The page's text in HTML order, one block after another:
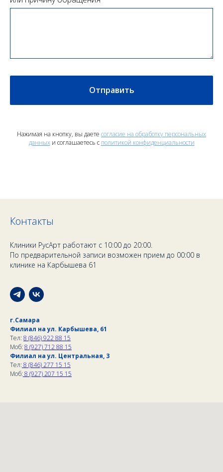
Отправить
Нажимая на кнопку, вы даете согласие на обработку персональных
данныхи соглашаетесь c политикой конфиденциальности
Контакты
Клиники РусАрт работают с 10:00 до 20:00.
По предварительной записи возможен прием до 00:00 в
клинике на Карбышева 61
г.Самара
Филиал на ул. Карбышева, 61
Тел: 8 (846) 922 88 15
Моб: 8 (927) 712 88 15
Филиал на ул. Центральная, 3
Тел: 8 (846) 277 15 15
Моб: 8 (927) 207 15 15